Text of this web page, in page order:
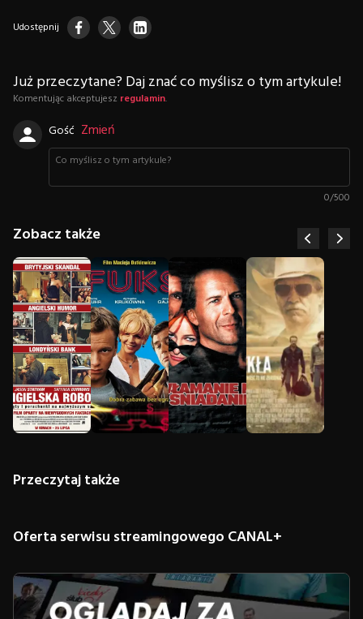
Udostępnij
Już przeczytane? Daj znać co myślisz o tym artykule!
Komentując akceptujesz regulamin.
Gość Zmień
0/500
Zobacz także
Przeczytaj także
Oferta serwisu streamingowego CANAL+